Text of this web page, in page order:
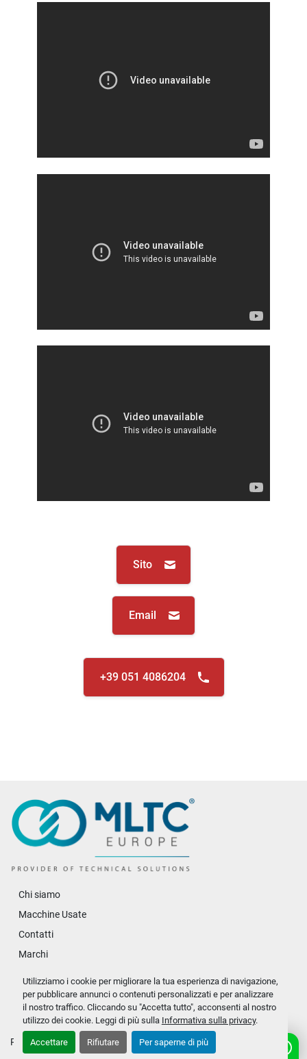
Utilizziamo i cookie per migliorare la tua esperienza di navigazione,
per pubblicare annunci o contenuti personalizzati e per analizzare
il nostro traffico. Cliccando su "Accetta tutto", acconsenti al nostro
utilizzo dei cookie. Leggi di più sulla Informativa sulla privacy.
Accettare Rifiutare Per saperne di più
Sito
Email
+39 051 4086204
News
Chi siamo
Marchi
Macchine Usate
Contatti
Politica sulla privacy
Personalizza le preferenze sui Cookies